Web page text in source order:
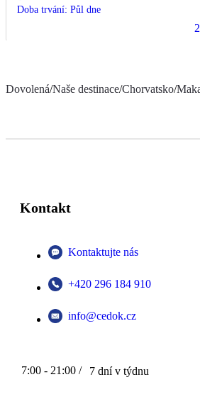
Doba trvání: Půl dne
Dovolená/Naše destinace/Chorvatsko/
Kontakt
Kontaktujte nás
+420 296 184 910
info@cedok.cz
7:00 - 21:00 / 7 dní v týdnu